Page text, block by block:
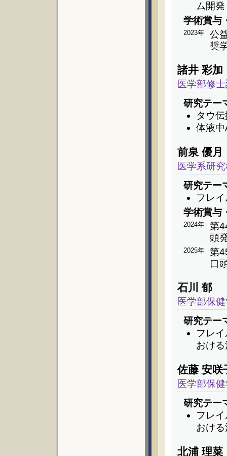
ム開発
学術賞与
2023年
公
奨
諸井 彩加
医学部修
研究テー
タウ
体液
前泉 優月
医学系研
研究テー
フレ
学術賞与
2024年
第
頭
2025年
第
口
石川 郁
医学部保
研究テー
フレ
おけ
佐藤 安咲
医学部保
研究テー
フレ
おけ
北浦 理菜